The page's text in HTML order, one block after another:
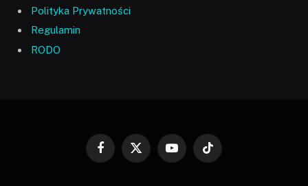
Polityka Prywatności
Regulamin
RODO
Facebook
X
YouTubeTikTok